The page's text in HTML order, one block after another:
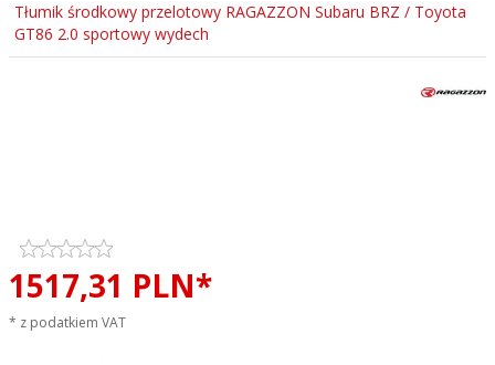
Tłumik środkowy przelotowy RAGAZZON Subaru BRZ / Toyota
GT86 2.0 sportowy wydech
1517,31 PLN*
* z podatkiem VAT